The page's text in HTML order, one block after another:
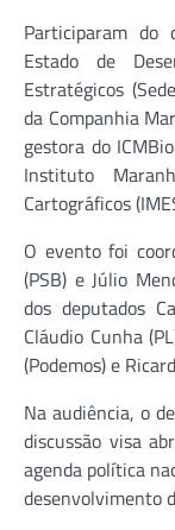
Participaram do
Estado de
Estratégicos
da Companhia
gestora do
Instituto
Cartográficos
O evento foi
(PSB) e Júlio
dos deputados
Cláudio Cunha
(Podemos) e
Na audiência, o
discussão visa
agenda política
desenvolvimento